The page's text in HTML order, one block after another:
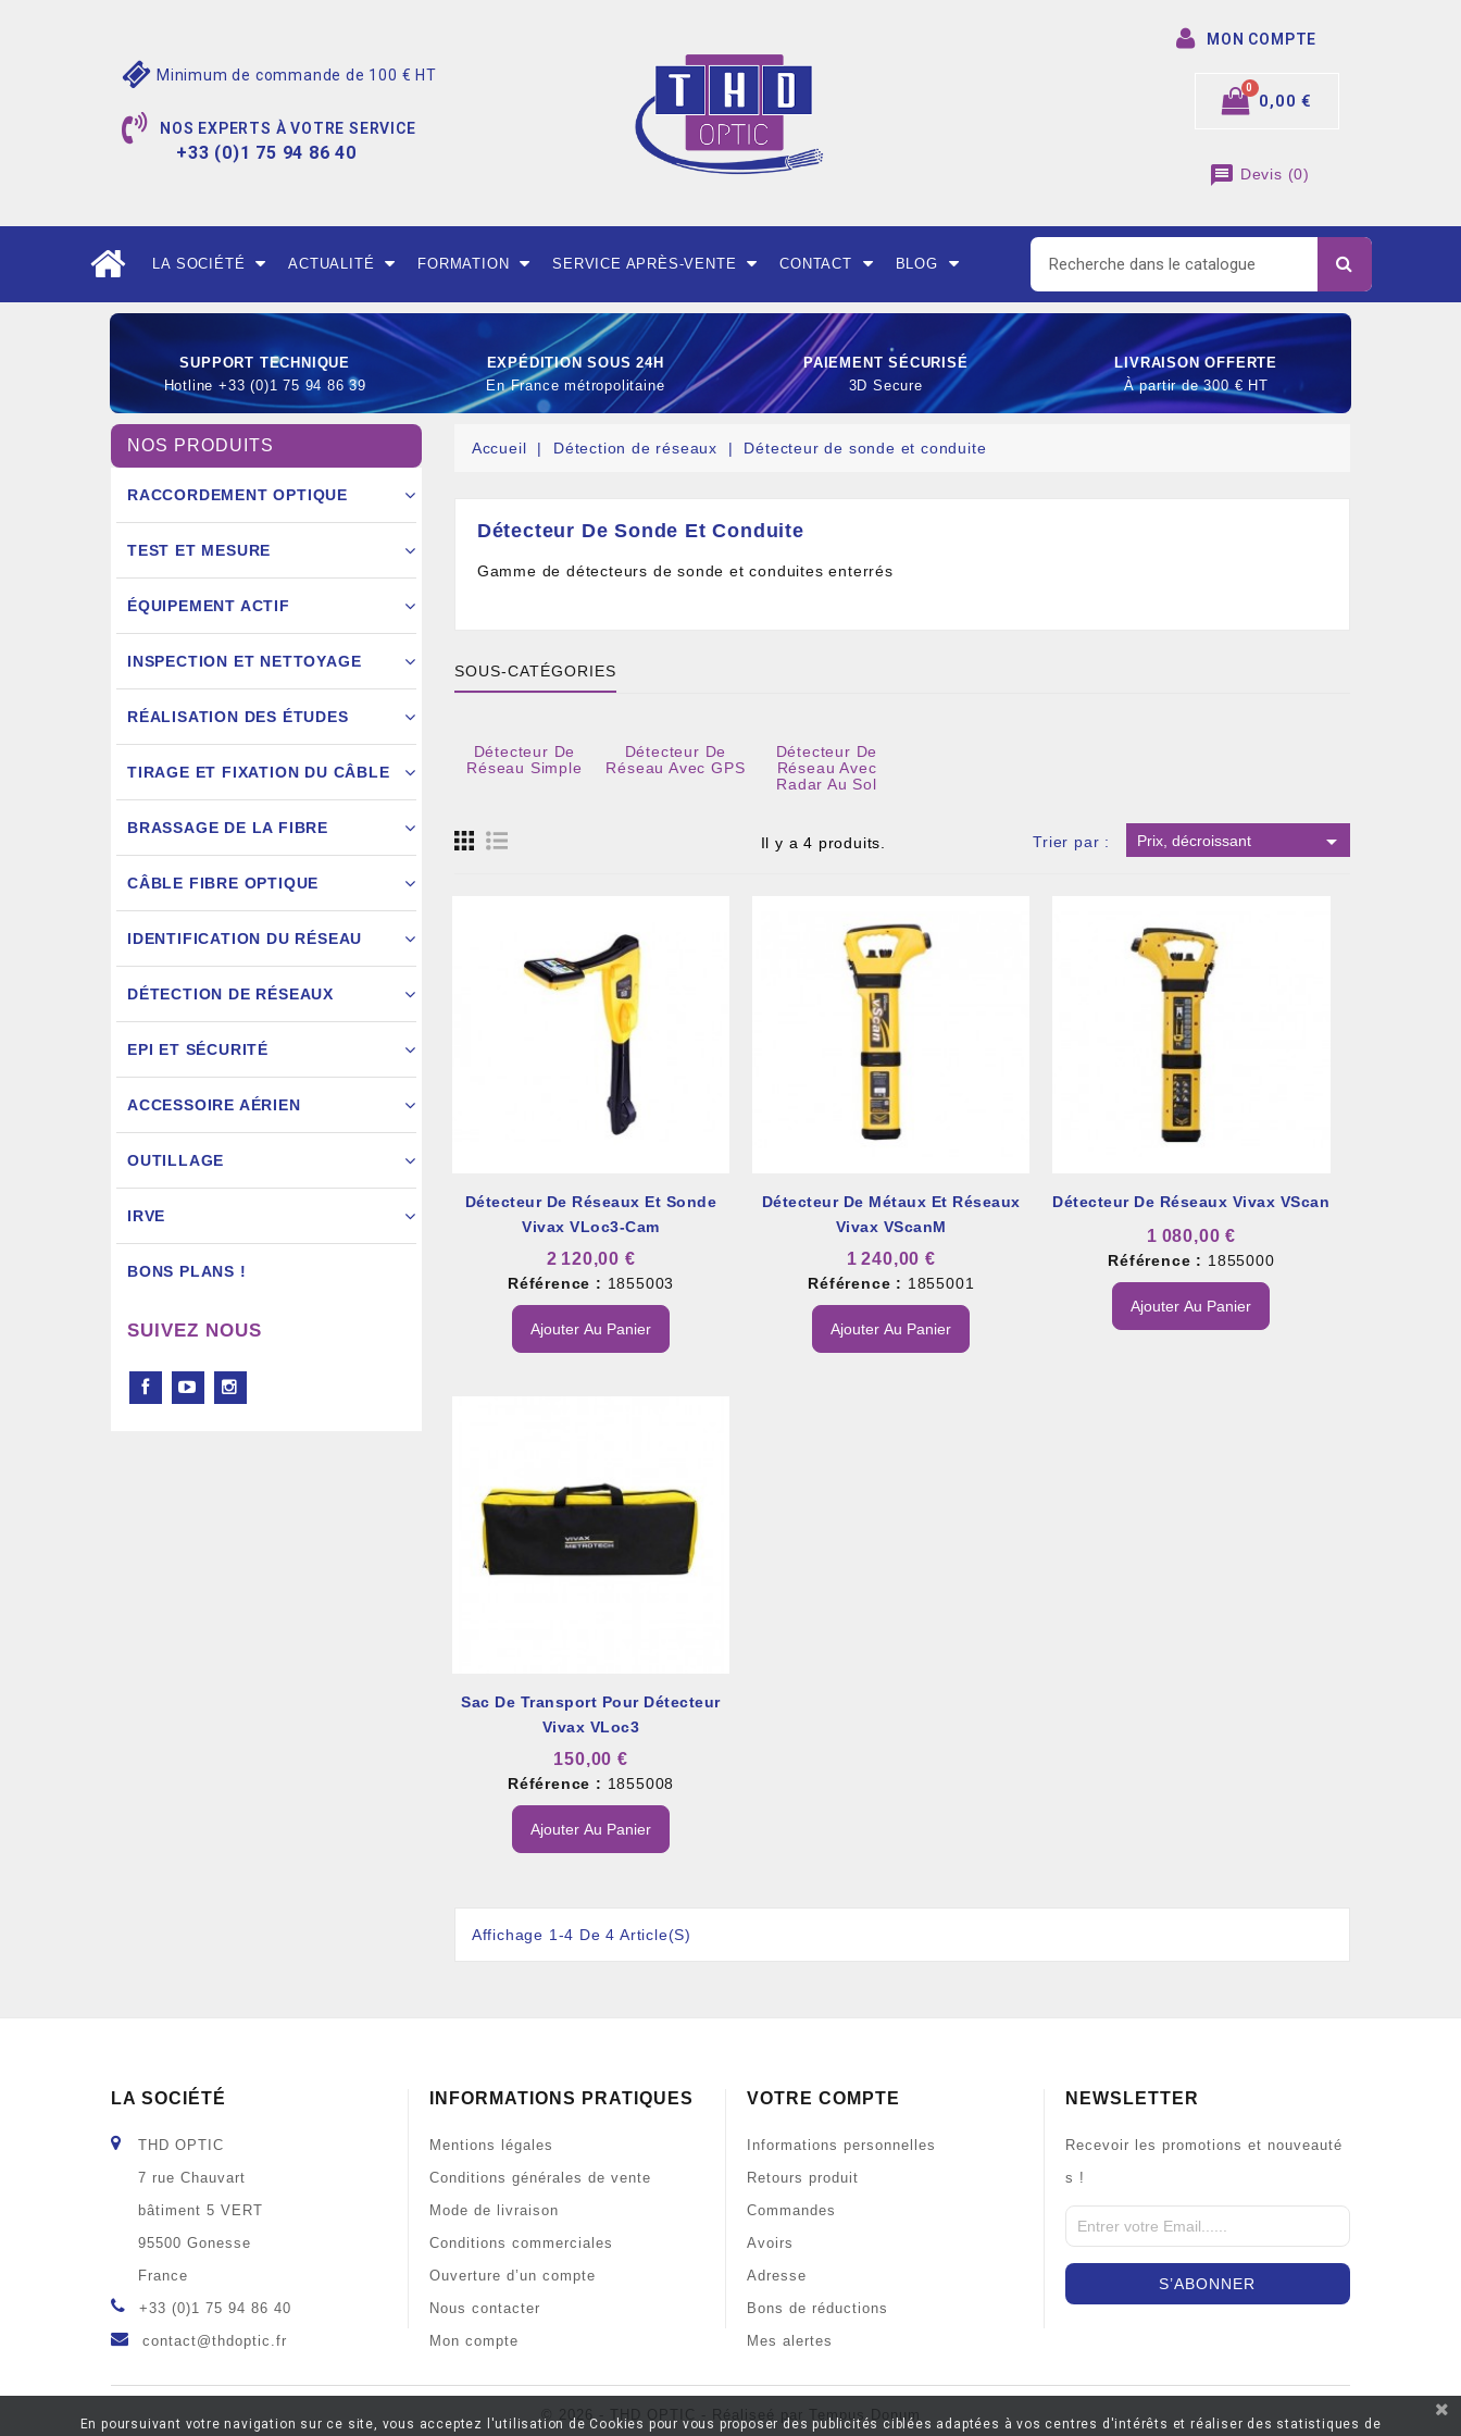
Minimum de commande de 100 € HT
NOS EXPERTS À VOTRE SERVICE
+33 (0)1 75 94 86 40
MON COMPTE
0,00 €
message Devis (0)
LA SOCIÉTÉ ACTUALITÉ FORMATION SERVICE APRÈS-VENTE CONTACT BLOG
SUPPORT TECHNIQUE
Hotline +33 (0)1 75 94 86 39
EXPÉDITION SOUS 24H
En France métropolitaine
PAIEMENT SÉCURISÉ
3D Secure
LIVRAISON OFFERTE
À partir de 300 € HT
NOS PRODUITS
RACCORDEMENT OPTIQUE
TEST ET MESURE
ÉQUIPEMENT ACTIF
INSPECTION ET NETTOYAGE
RÉALISATION DES ÉTUDES
TIRAGE ET FIXATION DU CÂBLE
BRASSAGE DE LA FIBRE
CÂBLE FIBRE OPTIQUE
IDENTIFICATION DU RÉSEAU
DÉTECTION DE RÉSEAUX
EPI ET SÉCURITÉ
ACCESSOIRE AÉRIEN
OUTILLAGE
IRVE
BONS PLANS !
SUIVEZ NOUS
Accueil Détection de réseaux Détecteur de sonde et conduite
Détecteur De Sonde Et Conduite
Gamme de détecteurs de sonde et conduites enterrés
SOUS-CATÉGORIES
Détecteur De
Réseau Simple
Détecteur De
Réseau Avec GPS
Détecteur De
Réseau Avec
Radar Au Sol
Il y a 4 produits. Trier par : Prix, décroissant 
Détecteur De Réseaux Et Sonde
Vivax VLoc3-Cam
2 120,00 €
Référence : 1855003
Ajouter Au Panier
Détecteur De Métaux Et Réseaux
Vivax VScanM
1 240,00 €
Référence : 1855001
Ajouter Au Panier
Détecteur De Réseaux Vivax VScan
1 080,00 €
Référence : 1855000
Ajouter Au Panier
Sac De Transport Pour Détecteur
Vivax VLoc3
150,00 €
Référence : 1855008
Ajouter Au Panier
Affichage 1-4 De 4 Article(s)
LA SOCIÉTÉ
THD OPTIC
7 rue Chauvart
bâtiment 5 VERT
95500 Gonesse
France
+33 (0)1 75 94 86 40
contact@thdoptic.fr
INFORMATIONS PRATIQUES
Mentions légales
Conditions générales de vente
Mode de livraison
Conditions commerciales
Ouverture d’un compte
Nous contacter
Mon compte
VOTRE COMPTE
Informations personnelles
Retours produit
Commandes
Avoirs
Adresse
Bons de réductions
Mes alertes
NEWSLETTER
Recevoir les promotions et nouveauté
s !
© 2026 - THD OPTIC - Réaliseé par Tempus Donum
En poursuivant votre navigation sur ce site, vous acceptez l'utilisation de Cookies pour vous proposer des publicités ciblées adaptées à vos centres d'intérêts et réaliser des statistiques de